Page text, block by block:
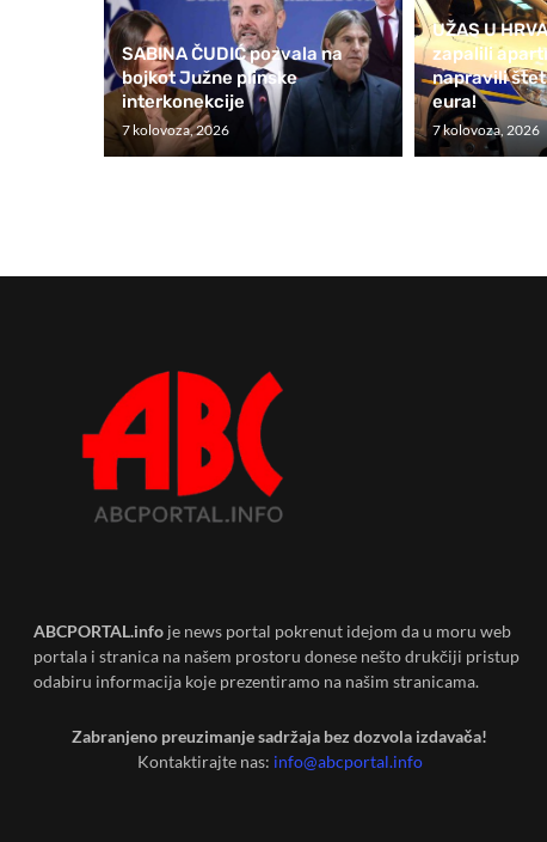
SABINA ČUDIĆ pozvala na
bojkot Južne plinske
interkonekcije
7 kolovoza, 2026
UŽAS U
zapalili
napravili
eura!
7 kolovoza, 2026
ABCPORTAL.info je news portal pokrenut idejom da u moru web
portala i stranica na našem prostoru donese nešto drukčiji pristup
odabiru informacija koje prezentiramo na našim stranicama.
Zabranjeno preuzimanje sadržaja bez dozvola izdavača!
Kontaktirajte nas: info@abcportal.info